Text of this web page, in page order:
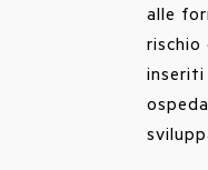
alle
rischio
inseriti